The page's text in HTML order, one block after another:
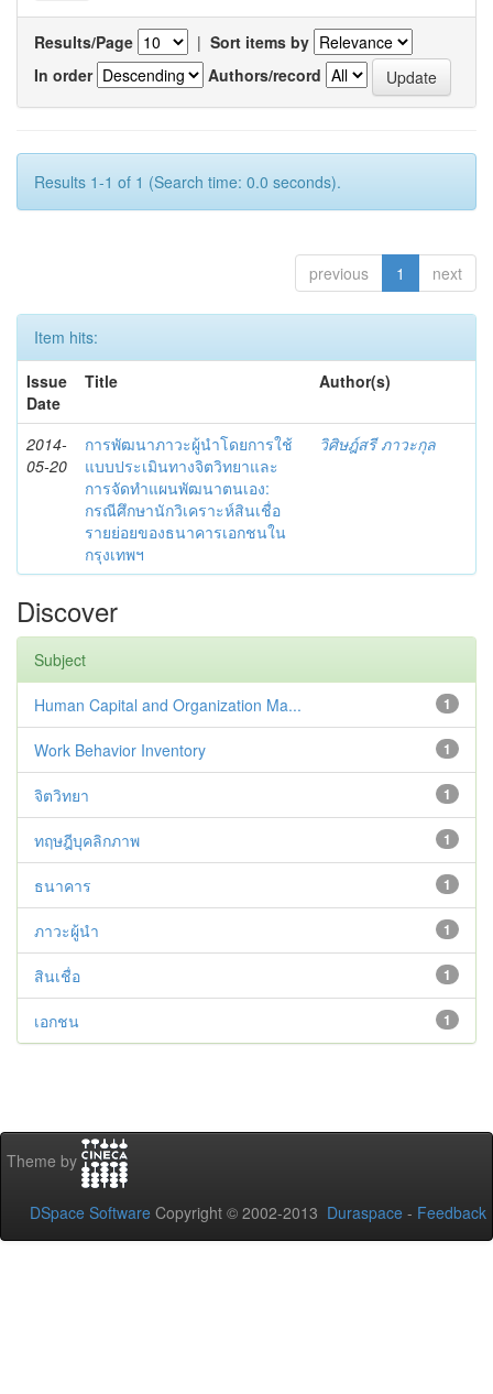
Results/Page | Sort items by
In order
Authors/record
Results 1-1 of 1 (Search time: 0.0 seconds).
previous 1 next
Item hits:
Issue
Date
Title Author(s)
2014-
05-20
การพัฒนาภาวะผู้นำโดยการใช้
แบบประเมินทางจิตวิทยาและ
การจัดทำแผนพัฒนาตนเอง:
กรณีศึกษานักวิเคราะห์สินเชื่อ
รายย่อยของธนาคารเอกชนใน
กรุงเทพฯ
วิศิษฎ์สรี ภาวะกุล
Discover
Subject
1
Human Capital and Organization Ma...
1
Work Behavior Inventory
1
จิตวิทยา
1
ทฤษฎีบุคลิกภาพ
1
ธนาคาร
1
ภาวะผู้นำ
1
สินเชื่อ
1
เอกชน
Theme by
DSpace Software Copyright © 2002-2013 Duraspace - Feedback